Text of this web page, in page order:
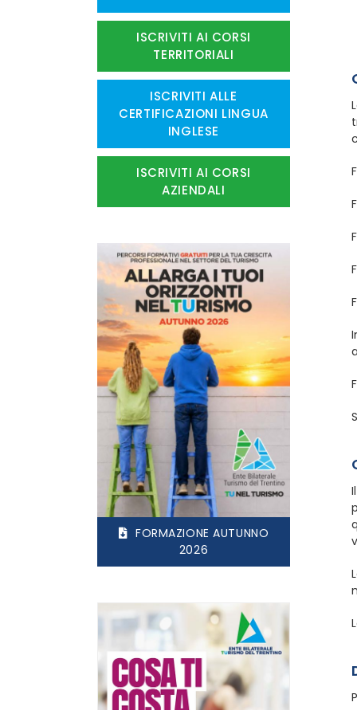
ISCRIVITI AI CORSI
TERRITORIALI
ISCRIVITI ALLE
CERTIFICAZIONI LINGUA
INGLESE
ISCRIVITI AI CORSI
AZIENDALI
FORMAZIONE AUTUNNO
2026